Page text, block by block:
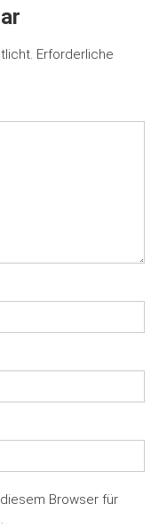
Erforderliche
Browser für